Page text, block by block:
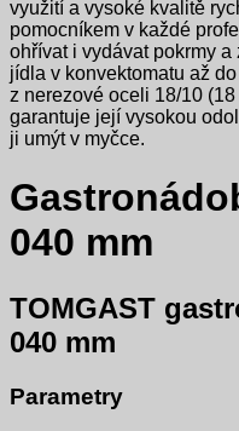
využití a vysoké kvalitě
pomocníkem v každé
ohřívat i vydávat pokrmy
jídla v konvektomatu až
z nerezové oceli 18/10
garantuje její vysokou
ji umýt v myčce.
040 mm
TOMGAST
040 mm
Parametry